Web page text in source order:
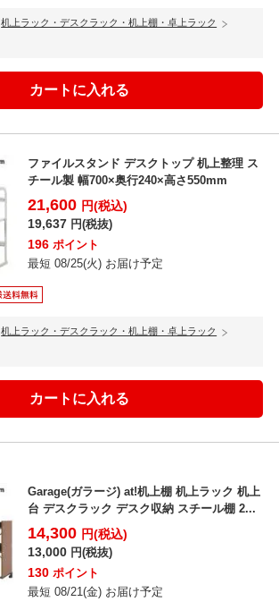
机上ラック・デスクラック・机上棚・卓上ラック
ファイルスタンド デスクトップ 机上整理 ス
チール製 幅700×奥行240×高さ550mm
21,600 円(税込)
19,637 円(税抜)
196 ポイント
最短 08/25(火) お届け予定
机上ラック・デスクラック・机上棚・卓上ラック
Garage(ガラージ) at!机上棚 机上ラック 机上
台 デスクラック デスク収納 スチール棚 2...
14,300 円(税込)
13,000 円(税抜)
130 ポイント
最短 08/21(金) お届け予定